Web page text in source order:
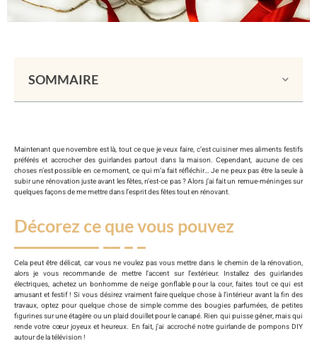
SOMMAIRE
Maintenant que novembre est là, tout ce que je veux faire, c’est cuisiner mes aliments festifs
préférés et accrocher des guirlandes partout dans la maison. Cependant, aucune de ces
choses n’est possible en ce moment, ce qui m’a fait réfléchir… Je ne peux pas être la seule à
subir une rénovation juste avant les fêtes, n’est-ce pas ? Alors j’ai fait un remue-méninges sur
quelques façons de me mettre dans l’esprit des fêtes tout en rénovant.
Décorez ce que vous pouvez
Cela peut être délicat, car vous ne voulez pas vous mettre dans le chemin de la rénovation,
alors je vous recommande de mettre l’accent sur l’extérieur. Installez des guirlandes
électriques, achetez un bonhomme de neige gonflable pour la cour, faites tout ce qui est
amusant et festif ! Si vous désirez vraiment faire quelque chose à l’intérieur avant la fin des
travaux, optez pour quelque chose de simple comme des bougies parfumées, de petites
figurines sur une étagère ou un plaid douillet pour le canapé. Rien qui puisse gêner, mais qui
rende votre cœur joyeux et heureux. En fait, j’ai accroché notre guirlande de pompons DIY
autour de la télévision !